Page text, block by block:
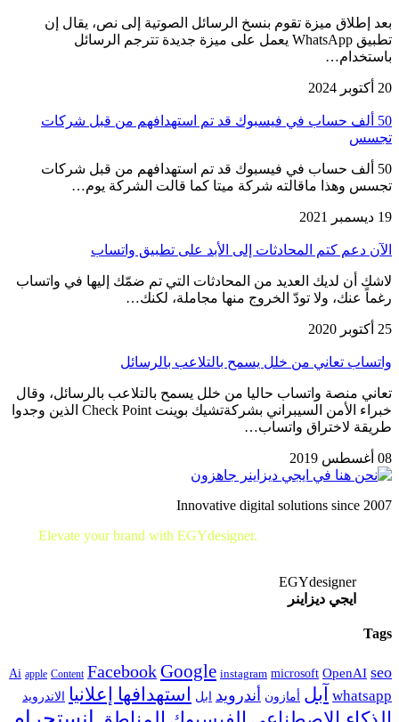
بعد إطلاق ميزة تقوم بنسخ الرسائل الصوتية إلى نص، يقال إن
تطبيق WhatsApp يعمل على ميزة جديدة تترجم الرسائل
باستخدام…
20 أكتوبر 2024
50 ألف حساب في فيسبوك قد تم استهدافهم من قبل شركات
تجسس
50 ألف حساب في فيسبوك قد تم استهدافهم من قبل شركات
تجسس وهذا ماقالته شركة ميتا كما قالت الشركة يوم…
19 ديسمبر 2021
الآن دعم كتم المحادثات إلى الأبد على تطبيق واتساب
لاشك أن لديك العديد من المحادثات التي تم ضمّك إليها في واتساب
رغماً عنك، ولا تودّ الخروج منها مجاملة، لكنك…
25 أكتوبر 2020
واتساب تعاني من خلل يسمح بالتلاعب بالرسائل
تعاني منصة واتساب حاليا من خلل يسمح بالتلاعب بالرسائل، وقال
خبراء الأمن السيبراني بشركةتشيك بوينت Check Point الذين وجدوا
طريقة لاختراق واتساب…
08 أغسطس 2019
Innovative digital solutions since 2007
Elevate your brand with EGYdesigner.
EGYdesigner
ايجي ديزاينر
Tags
Ai apple Content FacebookGoogle instagram microsoft OpenAI seo
whatsapp آبل أمازون أندرويد ابل استهدافها إعلانيا الاندرويد